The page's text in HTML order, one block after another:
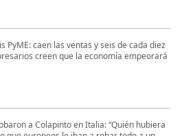
PyME: caen las ventas y seis de cada diez
creen que la economía empeorará
a Colapinto en Italia: “Quién hubiera